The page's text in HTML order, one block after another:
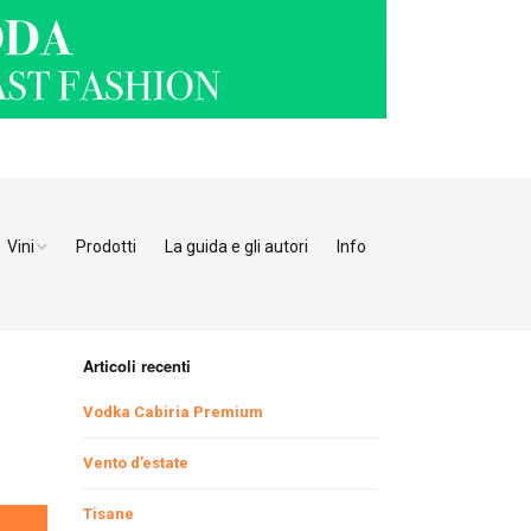
Ristoranti Verona
Ristoranti Vicenza
Ristoranti Padova
Ristoranti Pordenone
Ristoranti Udine
Vini Prodotti La guida e gli autori Info
Articoli recenti
Vodka Cabiria Premium
Vento d’estate
Tisane